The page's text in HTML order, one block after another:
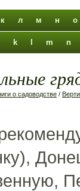
к л м н о
k m n
о садоводстве /